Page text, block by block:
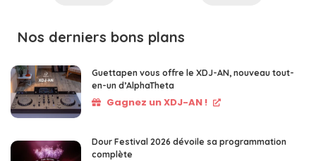
Nos derniers bons plans
Guettapen vous offre le XDJ-AN, nouveau tout-
en-un d’AlphaTheta
Gagnez un XDJ-AN !
Dour Festival 2026 dévoile sa programmation
complète